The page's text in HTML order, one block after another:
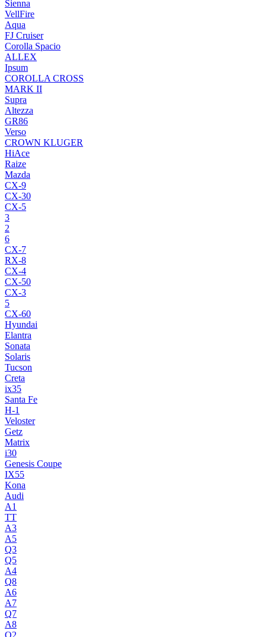
Sienna
VellFire
Aqua
FJ Cruiser
Corolla Spacio
ALLEX
Ipsum
COROLLA CROSS
MARK II
Supra
Altezza
GR86
Verso
CROWN KLUGER
HiAce
Raize
Mazda
CX-9
CX-30
CX-5
3
2
6
CX-7
RX-8
CX-4
CX-50
CX-3
5
CX-60
Hyundai
Elantra
Sonata
Solaris
Tucson
Creta
ix35
Santa Fe
H-1
Veloster
Getz
Matrix
i30
Genesis Coupe
IX55
Kona
Audi
A1
TT
A3
A5
Q3
Q5
A4
Q8
A6
A7
Q7
A8
Q2